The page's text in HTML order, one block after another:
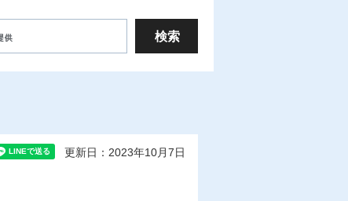
更新日：2023年10月7日